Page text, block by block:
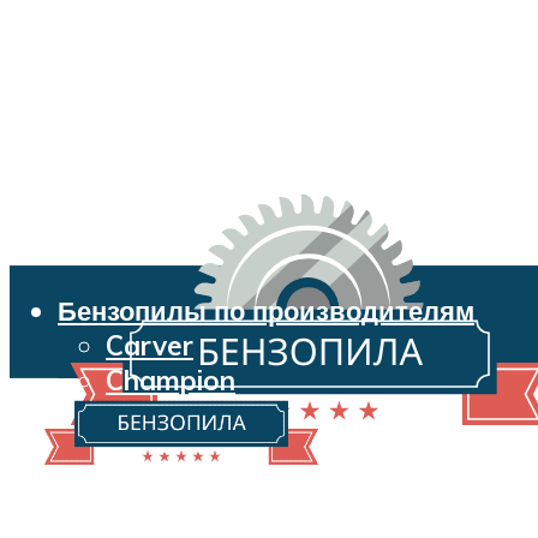
Бензопилы по производителям
Carver
Champion
Echo
Husqvarna